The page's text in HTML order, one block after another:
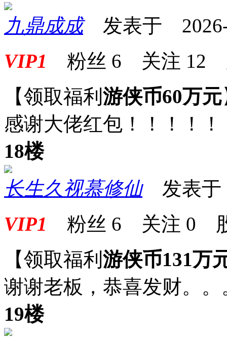
九鼎成成发表于 2026-
VIP1 粉丝 6 关注 12
【领取福利 游侠币60万元
感谢大佬红包！！！！！
18楼
长生久视慕修仙发表于
VIP1 粉丝 6 关注 0
【领取福利 游侠币131万
谢谢老板，恭喜发财。。
19楼